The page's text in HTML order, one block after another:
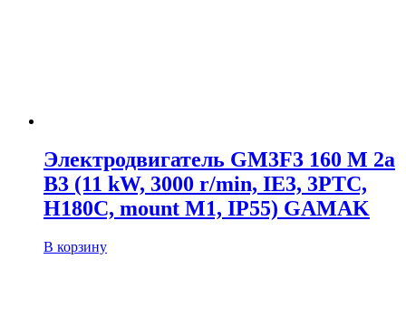
Электродвигатель GM3F3 160 M 2a
B3 (11 kW, 3000 r/min, IE3, 3PTC,
H180C, mount M1, IP55) GAMAK
В корзину